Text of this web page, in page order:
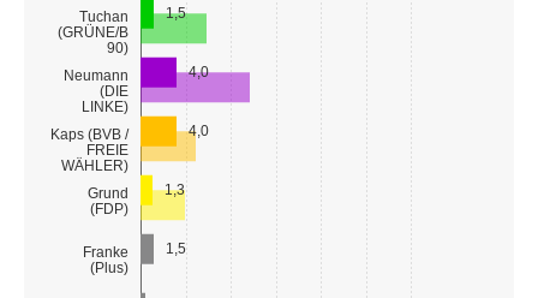
Tuchan
(GRÜNE/B
90)
Neumann
(DIE
LINKE)
Kaps (BVB /
FREIE
WÄHLER)
Grund
(FDP)
Franke
(Plus)
1,5
4,0
4,0
1,3
1,5